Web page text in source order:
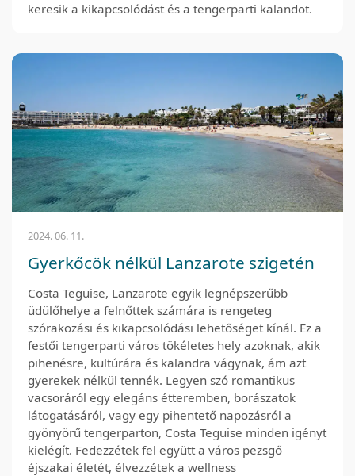
keresik a kikapcsolódást és a tengerparti kalandot.
2024. 06. 11.
Gyerkőcök nélkül Lanzarote szigetén
Costa Teguise, Lanzarote egyik legnépszerűbb
üdülőhelye a felnőttek számára is rengeteg
szórakozási és kikapcsolódási lehetőséget kínál. Ez a
festői tengerparti város tökéletes hely azoknak, akik
pihenésre, kultúrára és kalandra vágynak, ám azt
gyerekek nélkül tennék. Legyen szó romantikus
vacsoráról egy elegáns étteremben, borászatok
látogatásáról, vagy egy pihentető napozásról a
gyönyörű tengerparton, Costa Teguise minden igényt
kielégít. Fedezzétek fel együtt a város pezsgő
éjszakai életét, élvezzétek a wellness